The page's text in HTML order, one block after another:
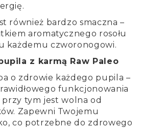
również bardzo smaczna –
aromatycznego rosołu
każdemu czworonogowi.
z karmą Raw Paleo
o zdrowie każdego pupila –
funkcjonowania
przy tym jest wolna od
Zapewni Twojemu
co potrzebne do zdrowego